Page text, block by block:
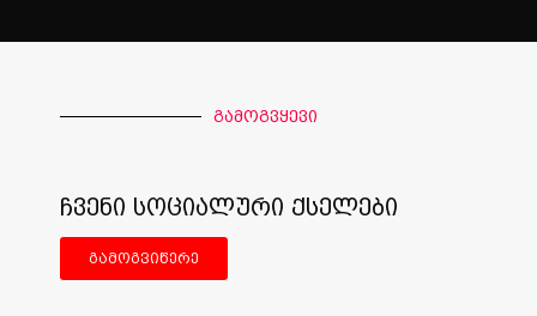
გამოგვყევი
ჩვენი სოციალური ქსელები
გამოგვიწერე